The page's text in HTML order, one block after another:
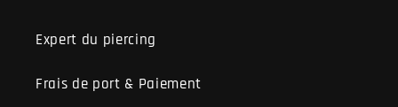
Expert du piercing
Frais de port & Paiement